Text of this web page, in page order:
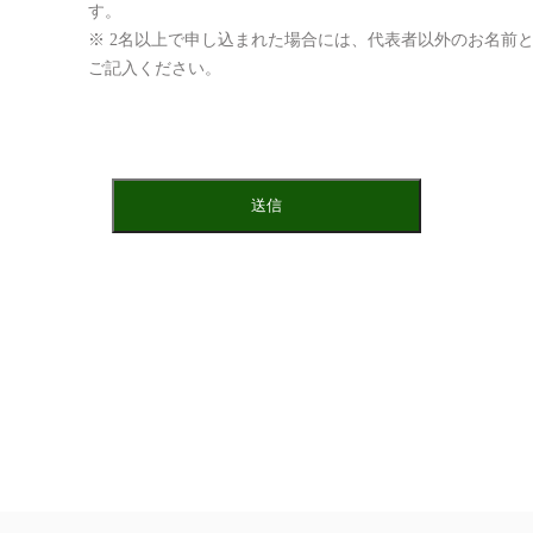
す。
※ 2名以上で申し込まれた場合には、代表者以外のお名前
ご記入ください。